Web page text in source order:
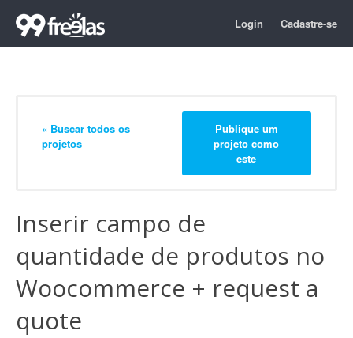
Login Cadastre-se
« Buscar todos os
projetos
Publique um
projeto como
este
Inserir campo de
quantidade de produtos no
Woocommerce + request a
quote